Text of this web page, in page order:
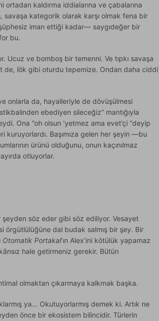
ortadan kaldırma iddialarına ve çabalarına
savaşa kategorik olarak karşı olmak fena bir
iman ettiği kadar— saygıdeğer bir
bu.
Ucuz ve bomboş bir temenni. Ve tıpkı savaşa
de, lök gibi oturdu tepemize. Ondan daha ciddi
onlarla da, hayalleriyle de dövüşülmesi
ebediyen sileceğiz” mantığıyla
Ona “oh olsun ‘yetmez ama evet’çi “deyip
kuruyorlardı. Başımıza gelen her şeyin —bu
ürünü olduğunu, onun kaçınılmaz
otluyorlar.
şeyden söz eder gibi söz ediliyor. Vesayet
örgütlülüğüne dal budak salmış bir şey. Bir
Otomatik Portakal’ın Alex’ini kötülük yapamaz
hale getirmeniz gerekir. Bütün
olmaktan çıkarmaya kalkmak başka.
ya… Okutuyorlarmış demek ki. Artık ne
önce bir ekosistem bilincidir. Türlerin